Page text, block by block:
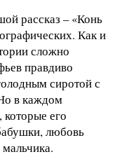
рассказ – «Конь
Как и
сложно
правдиво
сиротой с
в каждом
его
любовь